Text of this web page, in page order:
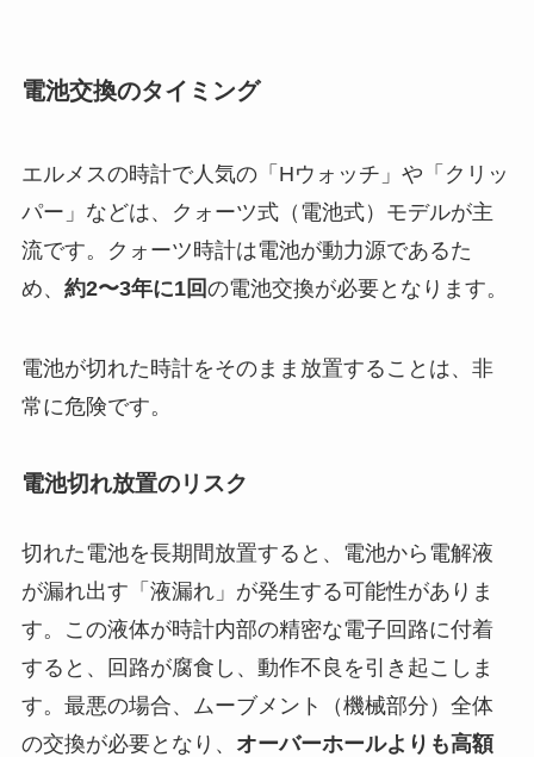
電池交換のタイミング
エルメスの時計で人気の「Hウォッチ」や「クリッ
パー」などは、クォーツ式（電池式）モデルが主
流です。クォーツ時計は電池が動力源であるた
め、 約2〜3年に1回の電池交換が必要となります。
電池が切れた時計をそのまま放置することは、非
常に危険です。
電池切れ放置のリスク
切れた電池を長期間放置すると、電池から電解液
が漏れ出す「液漏れ」が発生する可能性がありま
す。この液体が時計内部の精密な電子回路に付着
すると、回路が腐食し、動作不良を引き起こしま
す。最悪の場合、ムーブメント（機械部分）全体
の交換が必要となり、 オーバーホールよりも高額